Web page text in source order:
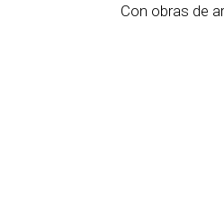
Con obras de